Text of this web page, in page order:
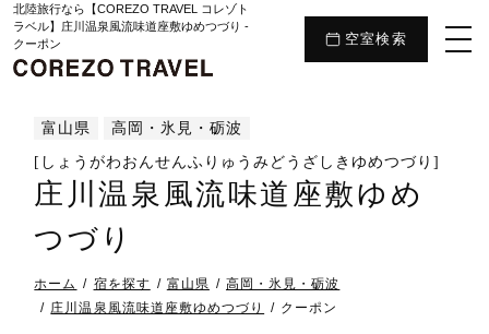
北陸旅行なら【COREZO TRAVEL コレゾト
ラベル】庄川温泉風流味道座敷ゆめつづり -
クーポン
空室検索
富山県 高岡・氷見・砺波
[しょうがわおんせんふりゅうみどうざしきゆめつづり]
庄川温泉風流味道座敷ゆめ
つづり
ホーム 宿を探す 富山県
高岡・氷見・砺波
庄川温泉風流味道座敷ゆめつづり
クーポン